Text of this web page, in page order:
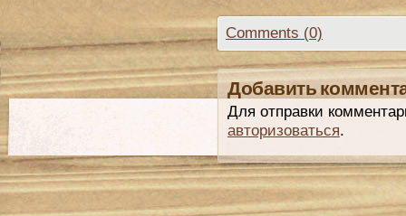
Comments (0)
Добавить
Для отправки
авторизоваться.